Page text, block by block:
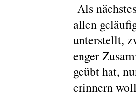
Als
allen
unterstellt,
enger
geübt hat,
erinnern